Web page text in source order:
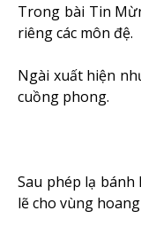
Trong bài Tin
riêng các môn đệ.
Ngài xuất hiện
cuồng phong.
Sau phép lạ
lẽ cho vùng